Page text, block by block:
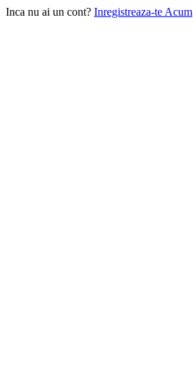
Inca nu ai un cont? Inregistreaza-te Acum